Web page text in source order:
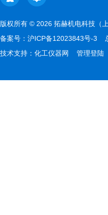
版权所有 © 2026 拓赫机电科技（
备案号： 沪ICP备12023843号-3
技术支持： 化工仪器网 管理登陆